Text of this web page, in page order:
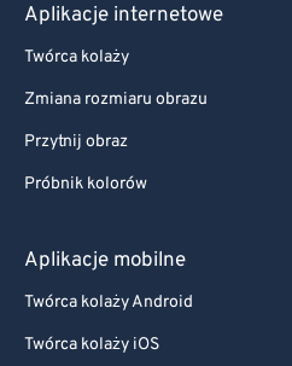
Aplikacje internetowe
Twórca kolaży
Zmiana rozmiaru obrazu
Przytnij obraz
Próbnik kolorów
Aplikacje mobilne
Twórca kolaży Android
Twórca kolaży iOS